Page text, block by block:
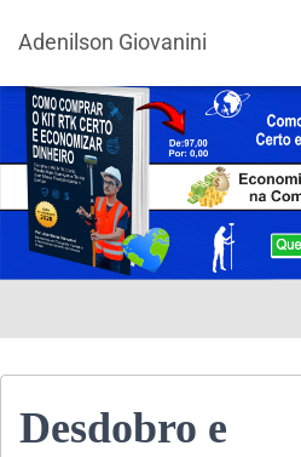
Adenilson Giovanini
Desdobro e